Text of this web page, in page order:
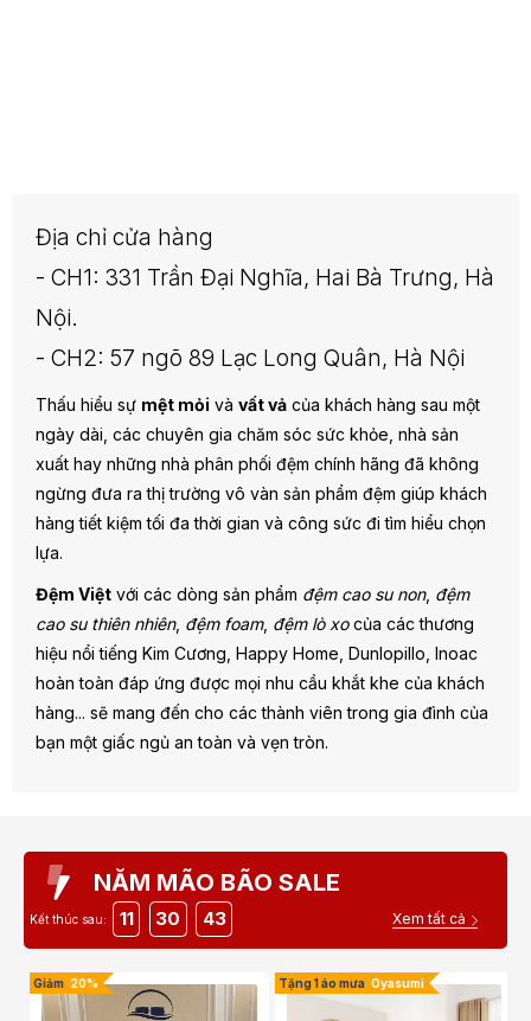
Địa chỉ cửa hàng
- CH1: 331 Trần Đại Nghĩa, Hai Bà Trưng, Hà
Nội.
- CH2: 57 ngõ 89 Lạc Long Quân, Hà Nội
Thấu hiểu sự mệt mỏi và vất vả của khách hàng sau một
ngày dài, các chuyên gia chăm sóc sức khỏe, nhà sản
xuất hay những nhà phân phối đệm chính hãng đã không
ngừng đưa ra thị trường vô vàn sản phẩm đệm giúp khách
hàng tiết kiệm tối đa thời gian và công sức đi tìm hiểu chọn
lựa.
Đệm Việt với các dòng sản phẩm đệm cao su non, đệm
cao su thiên nhiên, đệm foam, đệm lò xocủa các thương
hiệu nổi tiếng Kim Cương, Happy Home, Dunlopillo, Inoac
hoàn toàn đáp ứng được mọi nhu cầu khắt khe của khách
hàng... sẽ mang đến cho các thành viên trong gia đình của
bạn một giấc ngủ an toàn và vẹn tròn.
NĂM MÃO BÃO SALE
Kết thúc sau: 11 30 42 Xem tất cả
Giảm 20% Tặng 1 áo mưa